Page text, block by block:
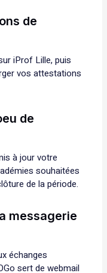
de
iProf Lille, puis
vos attestations
de
à jour votre
souhaitées
de la période.
messagerie
échanges
sert de webmail